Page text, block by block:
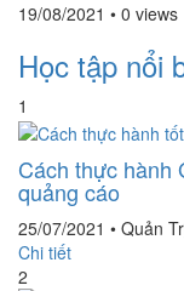
19/08/2021 • 0 views
Học tập nổi
1
Cách thực hành
quảng cáo
25/07/2021 • Quản
Chi tiết
2